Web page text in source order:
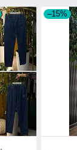
–15%